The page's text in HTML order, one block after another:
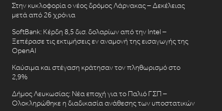
Στην κυκλοφορία ο νέος δρόμος Λάρνακας – Δεκέλειας
μετά από 26 χρόνια
SoftBank: Κέρδη 8,5 δισ. δολαρίων από την Intel –
Ξεπέρασε τις εκτιμήσεις εν αναμονή της εισαγωγής της
OpenAI
Καύσιμα και στέγαση κράτησαν τον πληθωρισμό στο
2,9%
Δήμος Λευκωσίας: Νέα εποχή για το Παλιό ΓΣΠ –
Ολοκληρώθηκε η διαδικασία ανάθεσης των υποστατικών